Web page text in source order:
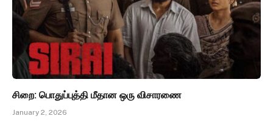
சிறை: பொதுப்புத்தி மீதான ஒரு விசாரணை
January 2, 2026